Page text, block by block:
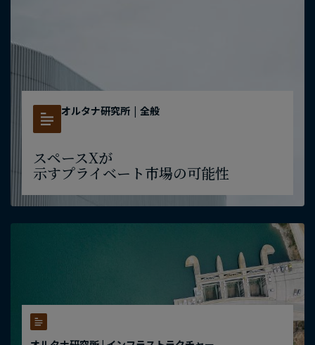
オルタナ研究所 | 全般
スペースXが​
示すプライベート市場の​可能性